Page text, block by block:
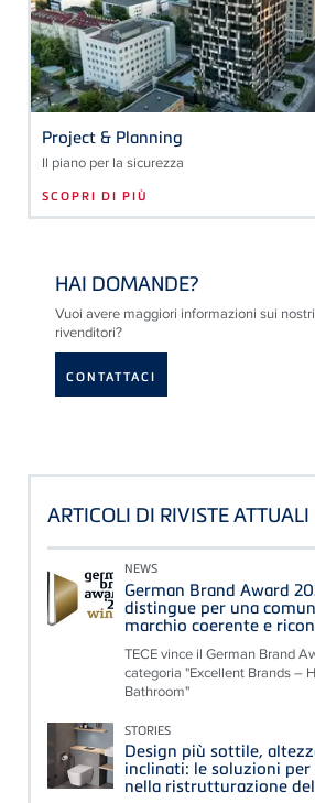
Project & Planning
Il piano per la sicurezza
SCOPRI DI PIÙ
HAI DOMANDE?
Vuoi avere maggiori informazioni sui
rivenditori?
CONTATTACI
ARTICOLI DI RIVISTE ATTUALI
NEWS
German Brand Award
distingue per una
marchio coerente e
TECE vince il German Brand
categoria "Excellent Brands –
Bathroom"
STORIES
Design più sottile,
inclinati: le soluzioni
nella ristrutturazione